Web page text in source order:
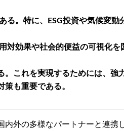
る。特に、ESG投資や気候変動
対効果や社会的便益の可視化を
これを実現するためには、強
も重要である。
外の多様なパートナーと連携